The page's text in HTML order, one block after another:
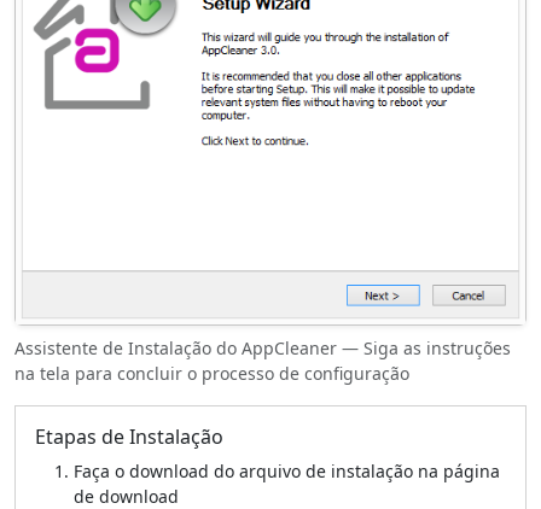
Assistente de Instalação do AppCleaner — Siga as instruções
na tela para concluir o processo de configuração
Etapas de Instalação
Faça o download do arquivo de instalação na página
de download